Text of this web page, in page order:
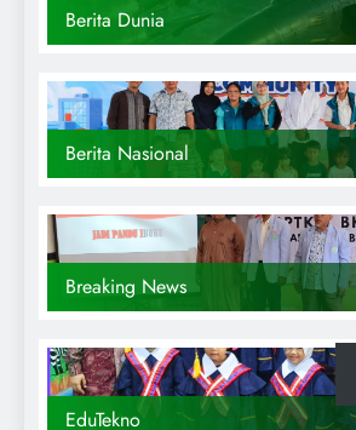
Berita Dunia
Berita Nasional
Breaking News
EduTekno